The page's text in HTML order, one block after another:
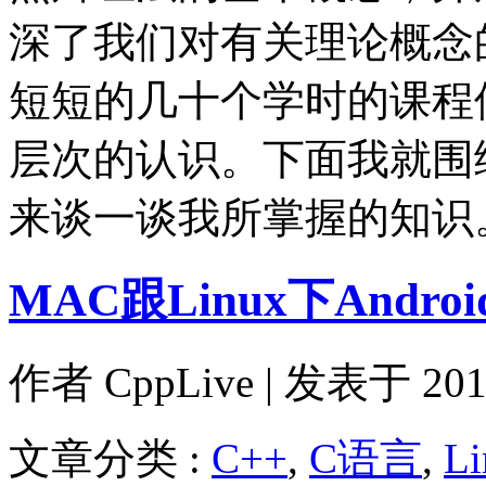
深了我们对有关理论概
短短的几十个学时的课
层次的认识。下面我就
来谈一谈我所掌握的知识
MAC跟Linux下
作者 CppLive | 发表于
文章分类 : C++, C语言,